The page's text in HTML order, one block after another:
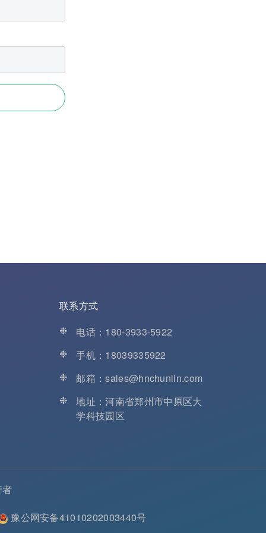
联系方式
❉
电话：180-3933-5922
❉
手机：18039335922
❉
邮箱：sales@hnchunlin.com
❉
地址：河南省郑州市中原区大
学科技园区
豫公网安备41010202003440号